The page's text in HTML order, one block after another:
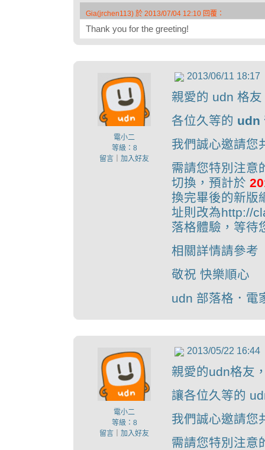
Gia(jrchen113) 於 2013/07/04 12:10 回覆：
Thank you for the greeting!
電小二
等級：8
留言
加入好友
2013/06/11 18:17
親愛的 udn 格
各位久等的 udn
我們誠心邀請您
需請您特別注意
切換，預計於
換完畢後的新版
址則改為http://
落格體驗，等待
相關詳情請參考
敬祝 快樂順心
udn 部落格．電
電小二
等級：8
留言
加入好友
2013/05/22 16:44
親愛的udn格友
讓各位久等的
我們誠心邀請您
需請您特別注意